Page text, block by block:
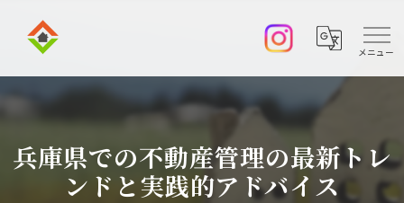
兵庫県での不動産管理の最新トレ
ンドと実践的アドバイス